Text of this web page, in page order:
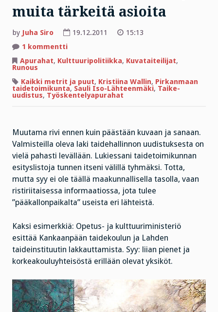
muita tärkeitä asioita
by Juha Siro 19.12.2011
15:13
1 kommenttiartikkeliin
graafisuus,
muita
tärkeitä
asioita
Apurahat, Kulttuuripolitiikka, Kuvataiteilijat,
Runous
Kaikki metrit ja puut, Kristiina Wallin, Pirkanmaan
taidetoimikunta, Sauli Iso-Lähteenmäki, Taike-
uudistus, Työskentelyapurahat
Muutama rivi ennen kuin päästään kuvaan ja sanaan.
Valmisteilla oleva laki taidehallinnon uudistuksesta on
vielä pahasti levällään. Lukiessani taidetoimikunnan
esityslistoja tunnen itseni välillä tyhmäksi. Totta,
mutta syy ei ole täällä maakunnallisella tasolla, vaan
ristiriitaisessa informaatiossa, jota tulee
”pääkallonpaikalta” useista eri lähteistä.
Kaksi esimerkkiä: Opetus- ja kulttuuriministeriö
esittää Kankaanpään taidekoulun ja Lahden
taideinstituutin lakkauttamista. Syy: liian pienet ja
korkeakouluyhteisöstä erillään olevat yksiköt.